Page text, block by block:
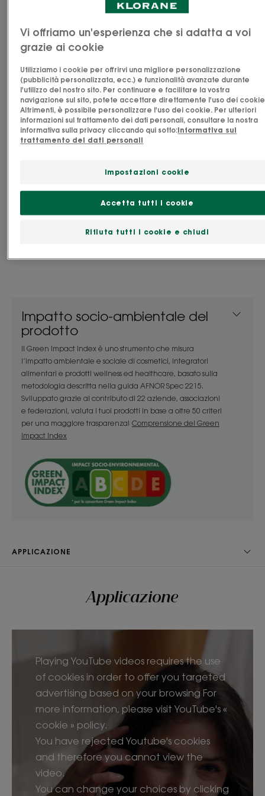
Prodotto in Francia
Questo Shampoo lenitivo e protettivo alla Peonia
medicinale biologica lenisce il cuoio capelluto
sensibile fin dal primo utilizzo* e per 48 ore**,
rispettando l’equilibrio del cuoio capelluto.
Contiene un estratto di Peonia cinese biologica
che contiene l’88% di ingredienti di origine
naturale e un pH in armonia con il corpo, questo
shampoo lenitivo deterge delicatamente e
morbidi e delicatamente profumati.
La sua formula biodegradabile*** e vegana**** ha
una fragranza rilassante ed è racchiusa in un
flacone senza confezione realizzato con almeno il
78% di materiali riciclati e in gran parte riciclabili.
Benefici
• DETERGE: base detergente delicata senza solfati
per lavare delicatamente il cuoio capelluto
• PROTEGGE: lo shampoo ha una formula dal pH in
armonia con il corpo che rispetta l’equilibrio
naturale del cuoio capelluto.
• LENISCE: dona una sensazione lenitiva per 48 ore*.
CONSISTENZA RACCOLTA DIFFERENZIATA
Benefici della consistenza
Consistenza liquida.
Profumazione
Peonia cinese
*Test di utilizzo consumatori - Effetti percepiti da 70 soggetti dopo 1
applicazione dello shampoo liquido.
**Punteggio di autovalutazione effettuato su 33 soggetti dopo 1
applicazione dello shampoo liquido.
*Test di utilizzo consumatori - Effetti percepiti da 70 soggetti dopo 1
applicazione dello shampoo liquido.
**Punteggio di autovalutazione effettuato su 33 soggetti dopo 1
Impatto socio-ambientale del
prodotto
Il Green Impact Index è uno strumento che misura
l’impatto ambientale e sociale di cosmetici, integratori
alimentari e prodotti wellness ed healthcare, basato sulla
metodologia descritta nella guida AFNOR Spec 2215.
Sviluppato grazie al contributo di 22 aziende, associazioni
e federazioni, valuta i tuoi prodotti in base a oltre 50 criteri
per una maggiore trasparenza! Comprensione del Green
Impact Index
APPLICAZIONE
Applicazione
Playing YouTube videos requires the use
of cookies in order to offer you targeted
advertising based on your browsing For
more information, please visit YouTube's «
cookie » policy.
You have rejected Youtube's cookies
and therefore you cannot view the
video.
You can change your choices by clicking
Vi offriamo un'esperienza che si adatta a voi
grazie ai cookie
Utilizziamo i cookie per offrirvi una migliore personalizzazione
(pubblicità personalizzata, ecc.) e funzionalità avanzate durante
l'utilizzo del nostro sito. Per continuare e facilitare la vostra
navigazione sul sito, potete accettare direttamente l'uso dei
Altrimenti, è possibile personalizzare l'uso dei cookie. Per ulteriori
informazioni sul trattamento dei dati personali, consultare la nostra
informativa sulla privacy cliccando qui sotto:Informativa sul
trattamento dei dati personali
Impostazioni cookie
Rifiuta tutti i cookie e chiudi
Accetta tutti i cookie